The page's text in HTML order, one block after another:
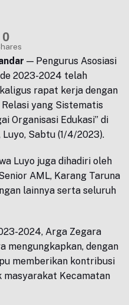
0
— Pengurus Asosiasi
2023-2024 telah
rapat kerja dengan
yang Sistematis
Organisasi Edukasi” di
Sabtu (1/4/2023).
Luyo juga dihadiri oleh
AML, Karang Taruna
lainnya serta seluruh
2024, Arga Zegara
mengungkapkan, dengan
memberikan kontribusi
masyarakat Kecamatan